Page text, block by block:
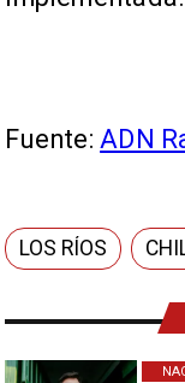
Fuente: ADN
LOS RÍOS